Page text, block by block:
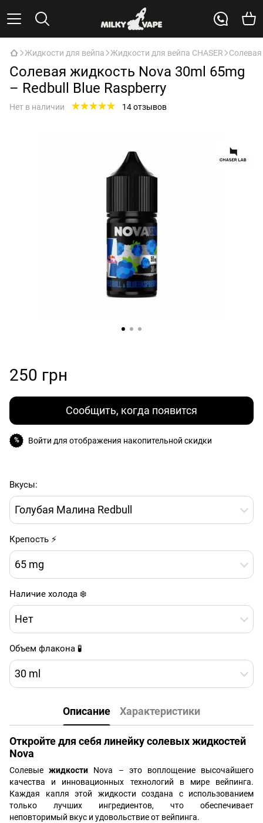
Жидкости для вейпа Жидкости для вейпа CHASER
Солевая жидкость Nova 30ml 65mg
– Redbull Blue Raspberry
Нет в наличии 14 отзывов
250 грн
Сообщить, когда появится
% Войти для отображения накопительной скидки
Вкусы:
Голубая Малина Redbull
Крепость ⚡
65 mg
Наличие холода ❄️
Нет
Объем флакона 🧪
30 ml
Описание Характеристики
Откройте для себя линейку солевых жидкостей
Nova
Солевыежидкости Nova – это воплощение высочайшего
качества и инновационных технологий в мире вейпинга.
Каждая капля этой жидкости создана с использованием
только лучших ингредиентов, что обеспечивает
неповторимый вкус и удовольствие от вейпинга.